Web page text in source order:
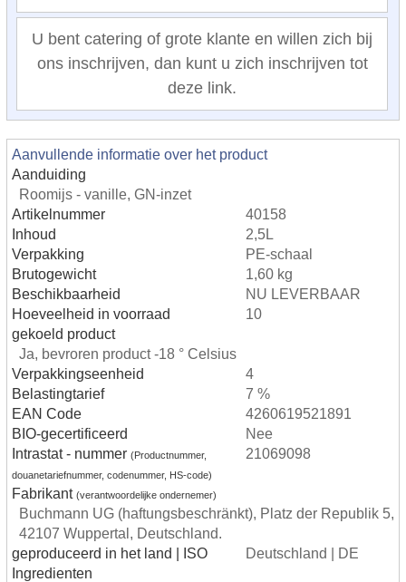
U bent catering of grote klante en willen zich bij
ons inschrijven, dan kunt u zich inschrijven tot
deze link.
Aanvullende informatie over het product
Aanduiding
Roomijs - vanille, GN-inzet
Artikelnummer
40158
Inhoud
2,5L
Verpakking
PE-schaal
Brutogewicht
1,60 kg
Beschikbaarheid
NU LEVERBAAR
Hoeveelheid in voorraad
10
gekoeld product
Ja, bevroren product -18 ° Celsius
Verpakkingseenheid
4
Belastingtarief
7 %
EAN Code
4260619521891
BIO-gecertificeerd
Nee
Intrastat - nummer (Productnummer,
douanetariefnummer, codenummer, HS-code)
21069098
Fabrikant (verantwoordelijke ondernemer)
Buchmann UG (haftungsbeschränkt), Platz der Republik 5,
42107 Wuppertal, Deutschland.
geproduceerd in het land | ISO
Deutschland | DE
Ingredienten